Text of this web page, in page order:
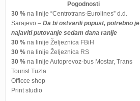
Pogodnosti
30 % na linije “Centrotrans-Eurolines” d.d.
Sarajevo – Da bi ostvarili popust, potrebno je
najaviti putovanje sedam dana ranije
30 % na linije Željeznica FBiH
30 % na linije Željeznica RS
30 % na linije Autoprevoz-bus Mostar, Trans
Tourist Tuzla
Officce shop
Print studio